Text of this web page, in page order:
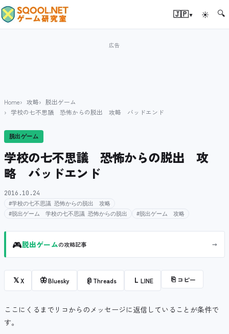
🇯🇵▾ ☀ 🔍
Home 攻略
脱出ゲーム
学校の七不思議 恐怖からの脱出 攻略 バッドエンド
脱出ゲーム
学校の七不思議 恐怖からの脱出 攻
略 バッドエンド
2016.10.24
#学校の七不思議 恐怖からの脱出 攻略
#脱出ゲーム 学校の七不思議 恐怖からの脱出
#脱出ゲーム 攻略
🎮脱出ゲームの攻略記事 →
𝕏X 🦋Bluesky @ Threads L LINE ⎘ コピー
ここにくるまでリコからのメッセージに返信していることが条件で
す。